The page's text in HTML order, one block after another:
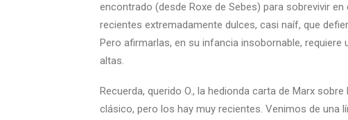
encontrado (desde Roxe de Sebes) para sobrevivir
recientes extremadamente dulces, casi naíf, que
Pero afirmarlas, en su infancia insobornable,
altas.
Recuerda, querido O., la hedionda carta de Marx
clásico, pero los hay muy recientes. Venimos de una